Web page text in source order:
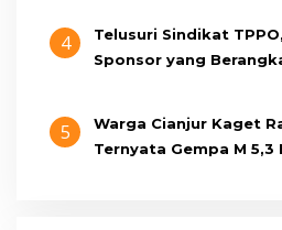
4
Telusuri Sindikat
Sponsor yang
5
Warga Cianjur Kaget
Ternyata Gempa M